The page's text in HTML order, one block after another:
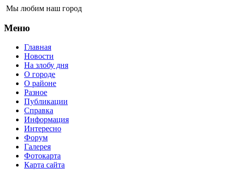
Мы любим наш город
Меню
Главная
Новости
На злобу дня
О городе
О районе
Разное
Публикации
Справка
Информация
Интересно
Форум
Галерея
Фотокарта
Карта сайта